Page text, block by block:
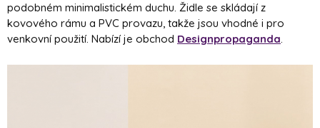
podobném minimalistickém duchu. Židle se skládají z
kovového rámu a PVC provazu, takže jsou vhodné i pro
venkovní použití. Nabízí je obchod Designpropaganda.